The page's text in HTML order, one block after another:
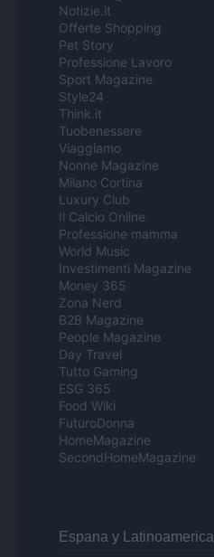
Notizie.it
Offerte Shopping
Pet Story
Professione Lavoro
Sport Magazine
Style24
Think.it
Tuobenessere
Viaggiamo
Nonne Magazine
Milano Cortina
Luxury Club
Il Calcio Online
Professione mamma
World Music
Investimenti Magazine
Money 365
Zona Nerd
B2B Magazine
People Magazine
Day Travel
Tutto Gaming
ESG 365
Food Wiki
FuturoDonna
HomeMagazine
SecondHomeMagazine
Espana y Latinoamerica